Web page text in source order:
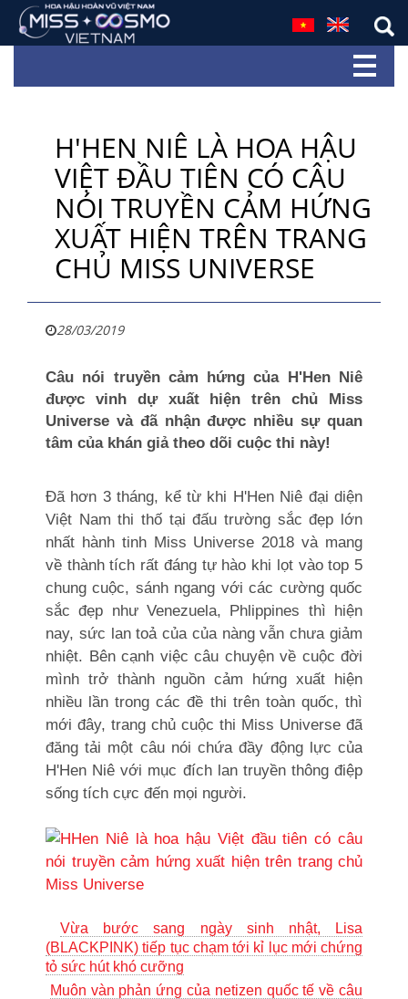
H'HEN NIÊ LÀ HOA HẬU
VIỆT ĐẦU TIÊN CÓ CÂU
NÓI TRUYỀN CẢM HỨNG
XUẤT HIỆN TRÊN TRANG
CHỦ MISS UNIVERSE
28/03/2019
Câu nói truyền cảm hứng của H'Hen Niê
được vinh dự xuất hiện trên chủ Miss
Universe và đã nhận được nhiều sự quan
tâm của khán giả theo dõi cuộc thi này!
Đã hơn 3 tháng, kể từ khi H'Hen Niê đại diện
Việt Nam thi thố tại đấu trường sắc đẹp lớn
nhất hành tinh Miss Universe 2018 và mang
về thành tích rất đáng tự hào khi lọt vào top 5
chung cuộc, sánh ngang với các cường quốc
sắc đẹp như Venezuela, Phlippines thì hiện
nay, sức lan toả của của nàng vẫn chưa giảm
nhiệt. Bên cạnh việc câu chuyện về cuộc đời
mình trở thành nguồn cảm hứng xuất hiện
nhiều lần trong các đề thi trên toàn quốc, thì
mới đây, trang chủ cuộc thi Miss Universe đã
đăng tải một câu nói chứa đầy động lực của
H'Hen Niê với mục đích lan truyền thông điệp
sống tích cực đến mọi người.
Vừa bước sang ngày sinh nhật, Lisa
(BLACKPINK) tiếp tục chạm tới kỉ lục mới chứng
tỏ sức hút khó cưỡng
Muôn vàn phản ứng của netizen quốc tế về câu